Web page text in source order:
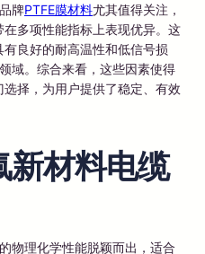
牌PTFE膜材料尤其值得关注，
多项性能指标上表现优异。这
良好的耐高温性和低信号损
域。综合来看，这些因素使得
择，为用户提供了稳定、有效
新材料电缆
物理化学性能脱颖而出，适合